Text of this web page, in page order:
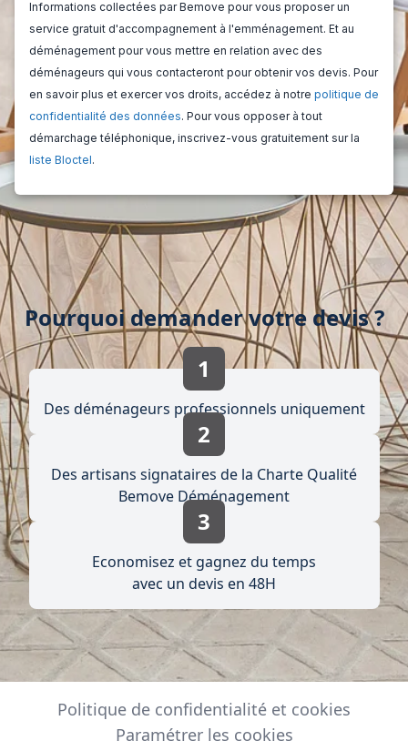
Pourquoi demander votre devis ?
1
Des déménageurs professionnels uniquement
2
Des artisans signataires de la Charte Qualité
Bemove Déménagement
3
Economisez et gagnez du temps
avec un devis en 48H
Politique de confidentialité et cookies
Paramétrer les cookies